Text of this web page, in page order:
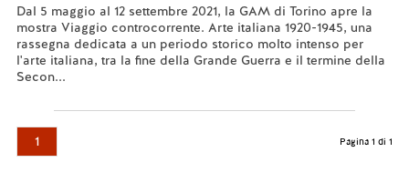
Dal 5 maggio al 12 settembre 2021, la GAM di Torino apre la
mostra Viaggio controcorrente. Arte italiana 1920-1945, una
rassegna dedicata a un periodo storico molto intenso per
l'arte italiana, tra la fine della Grande Guerra e il termine della
Secon...
1 Pagina 1 di 1